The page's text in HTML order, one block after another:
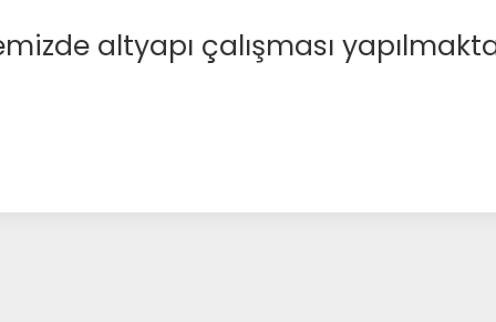
altyapı çalışması